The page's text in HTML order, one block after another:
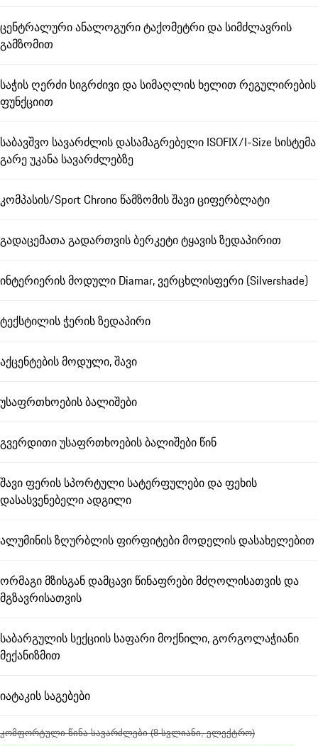
ცენტრალური ანალოგური ტაქომეტრი და სიმძლავრის
გამზომით
საჭის ღერძი სიგრძივი და სიმაღლის ხელით რეგულირების
ფუნქციით
საბავშვო სავარძლის დასამაგრებელი ISOFIX/I-Size სისტემა
გარე უკანა სავარძლებზე
კომპასის/Sport Chrono წამზომის შავი ციფერბლატი
გადაცემათა გადართვის ბერკეტი ტყავის ზედაპირით
ინტერიერის მოდული Diamar, ვერცხლისფერი (Silvershade)
ტექსტილის ჭერის ზედაპირი
აქცენტების მოდული, შავი
უსაფრთხოების ბალიშები
გვერდითი უსაფრთხოების ბალიშები წინ
შავი ფერის სპორტული სატერფულები და ფეხის
დასასვენებელი ადგილი
ალუმინის ზღურბლის ფირფიტები მოდელის დასახელებით
ორმაგი მზისგან დამცავი წინაფრები მძღოლისათვის და
მგზავრისათვის
საბარგულის სექციის საფარი მოქნილი, გორგოლაჭიანი
მექანიზმით
იატაკის საგებები
კომფორტული წინა სავარძლები (8-სვლიანი, ელექტრო)